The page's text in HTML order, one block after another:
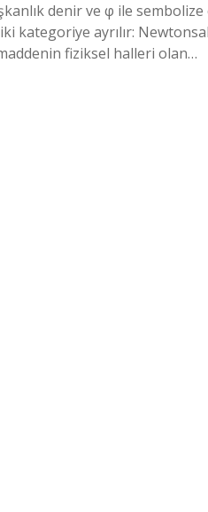
denir ve φ ile sembolize
kategoriye ayrılır:
fiziksel halleri olan…